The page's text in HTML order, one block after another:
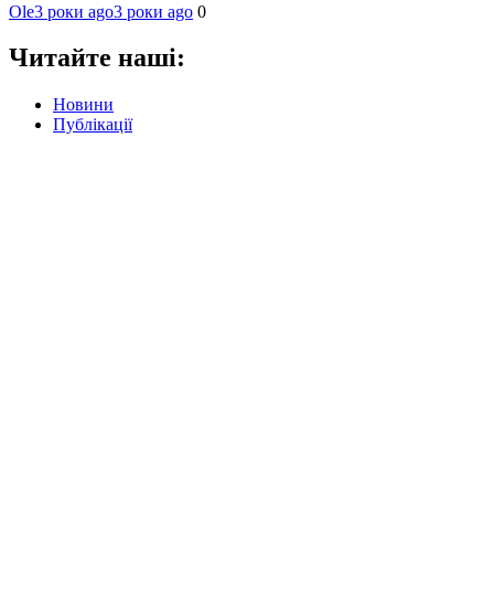
Ole3 роки ago3 роки ago 0
Читайте наші:
Новини
Публікації